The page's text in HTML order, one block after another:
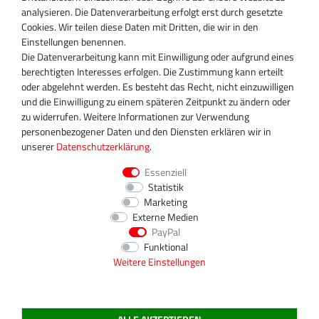
D-13509 Berlin
+49 30 340 606 740
+49 30 340 606 740
+49 30 340 606 745
info@turboservice24.de
Aktuelle Öffnungszeiten
Mo-Fr: 08:00 Uhr - 18:00 Uhr
Sa: geschlossen
analysieren. Die Datenverarbeitung erfolgt erst durch gesetzte
Cookies. Wir teilen diese Daten mit Dritten, die wir in den
Einstellungen benennen.
Die Datenverarbeitung kann mit Einwilligung oder aufgrund eines
berechtigten Interesses erfolgen. Die Zustimmung kann erteilt
oder abgelehnt werden. Es besteht das Recht, nicht einzuwilligen
und die Einwilligung zu einem späteren Zeitpunkt zu ändern oder
zu widerrufen. Weitere Informationen zur Verwendung
personenbezogener Daten und den Diensten erklären wir in
unsererDaten­schutz­erklärung.
Essenziell
Statistik
Marketing
Externe Medien
PayPal
Funktional
Weitere Einstellungen